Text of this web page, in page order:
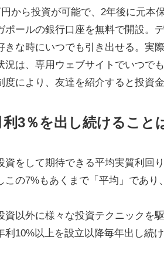
から投資が可能で、2年後に元本
ポールの銀行口座を無料で開設。
きな時にいつでも引き出せる。実
況は、専用ウェブサイトでいつで
度により、友達を紹介すると投資
利3％を出し続けること
資をして期待できる平均実質利回
この7%もあくまで「平均」であ
資以外に様々な投資テクニックを
利10%以上を設立以降毎年出し続